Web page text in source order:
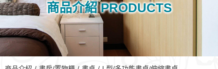
商品介紹 PRODUCTS